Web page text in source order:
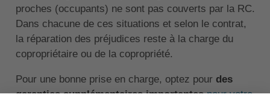
proches (occupants) ne sont pas couverts par la RC.
Dans chacune de ces situations et selon le contrat,
la réparation des préjudices reste à la charge du
copropriétaire ou de la copropriété.
Pour une bonne prise en charge, optez pour des
garanties supplémentaires importantespour votre